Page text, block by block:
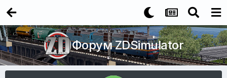
Форум ZDSimulator